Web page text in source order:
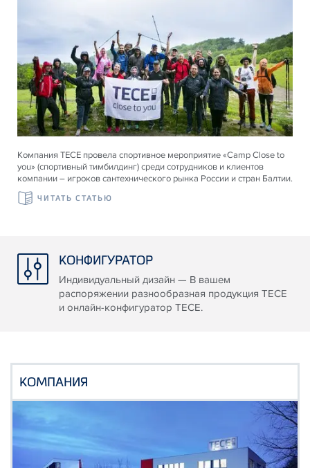
Компания ТЕСЕ провела спортивное мероприятие «Camp Close to
you» (спортивный тимбилдинг) среди сотрудников и клиентов
компании – игроков сантехнического рынка России и стран Балтии.
ЧИТАТЬ СТАТЬЮ
КОНФИГУРАТОР
Индивидуальный дизайн — В вашем
распоряжении разнообразная продукция TECE
и онлайн-конфигуратор TECE.
КОМПАНИЯ